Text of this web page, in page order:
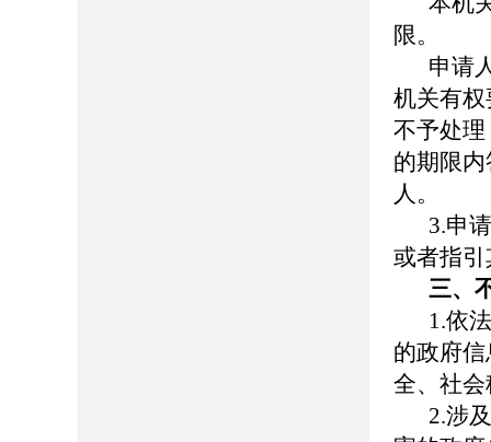
限。
申请
机关有
不予处
的期限
人。
3.申
或者指
三、
1.依
的政府
全、社
2.涉